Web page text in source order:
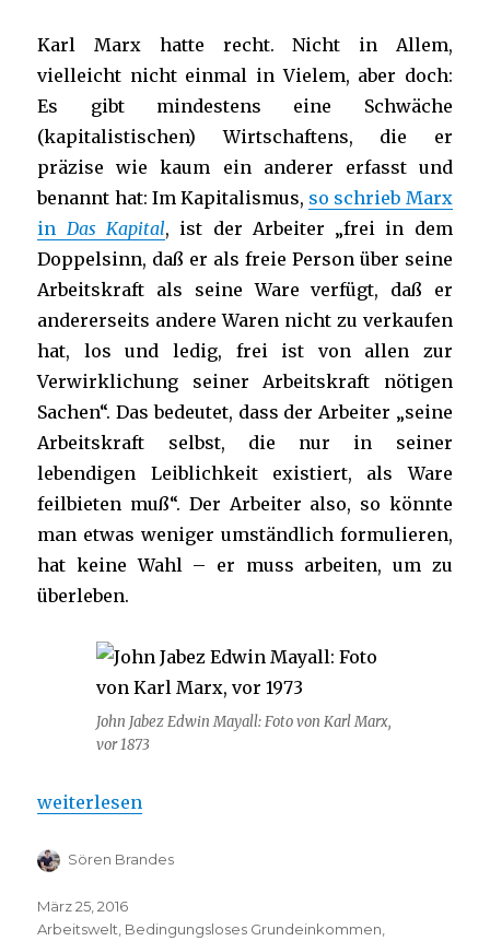
Karl Marx hatte recht. Nicht in Allem,
vielleicht nicht einmal in Vielem, aber doch:
Es gibt mindestens eine Schwäche
(kapitalistischen) Wirtschaftens, die er
präzise wie kaum ein anderer erfasst und
benannt hat: Im Kapitalismus, so schrieb Marx
in Das Kapital, ist der Arbeiter „frei in dem
Doppelsinn, daß er als freie Person über seine
Arbeitskraft als seine Ware verfügt, daß er
andererseits andere Waren nicht zu verkaufen
hat, los und ledig, frei ist von allen zur
Verwirklichung seiner Arbeitskraft nötigen
Sachen“. Das bedeutet, dass der Arbeiter „seine
Arbeitskraft selbst, die nur in seiner
lebendigen Leiblichkeit existiert, als Ware
feilbieten muß“. Der Arbeiter also, so könnte
man etwas weniger umständlich formulieren,
hat keine Wahl – er muss arbeiten, um zu
überleben.
John Jabez Edwin Mayall: Foto von Karl Marx,
vor 1873
„Wo Karl Marx recht hatte. Warum wir jetzt über
weiterlesen
Sören Brandes
März 25, 2016
Arbeitswelt Bedingungsloses Grundeinkommen